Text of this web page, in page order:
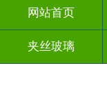
网站首页
夹丝玻璃